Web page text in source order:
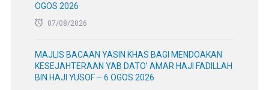
OGOS 2026
07/08/2026
MAJLIS BACAAN YASIN KHAS BAGI MENDOAKAN
KESEJAHTERAAN YAB DATO’ AMAR HAJI FADILLAH
BIN HAJI YUSOF – 6 OGOS 2026